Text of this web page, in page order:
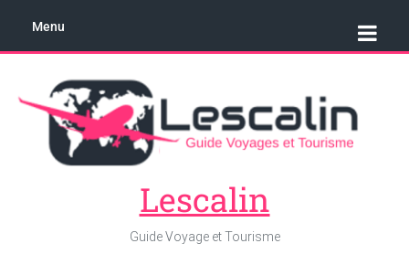
Menu
Lescalin
Guide Voyage et Tourisme